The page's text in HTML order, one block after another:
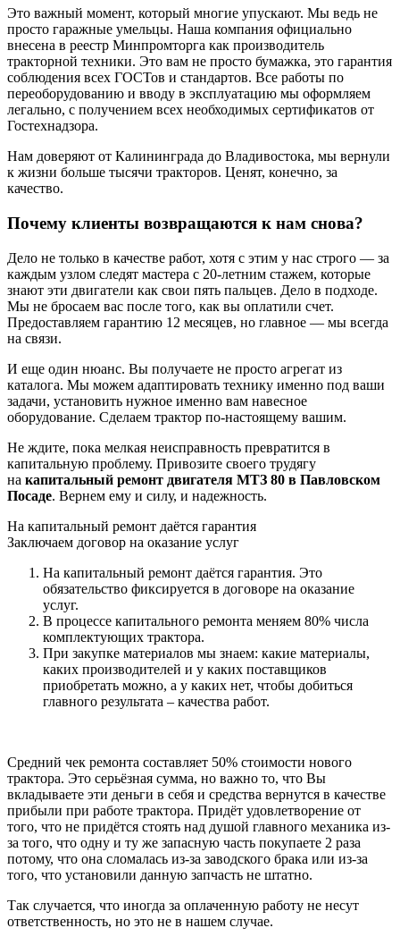
Это важный момент, который многие упускают. Мы ведь не
просто гаражные умельцы. Наша компания официально
внесена в реестр Минпромторга как производитель
тракторной техники. Это вам не просто бумажка, это гарантия
соблюдения всех ГОСТов и стандартов. Все работы по
переоборудованию и вводу в эксплуатацию мы оформляем
легально, с получением всех необходимых сертификатов от
Гостехнадзора.
Нам доверяют от Калининграда до Владивостока, мы вернули
к жизни больше тысячи тракторов. Ценят, конечно, за
качество.
Почему клиенты возвращаются к нам снова?
Дело не только в качестве работ, хотя с этим у нас строго — за
каждым узлом следят мастера с 20-летним стажем, которые
знают эти двигатели как свои пять пальцев. Дело в подходе.
Мы не бросаем вас после того, как вы оплатили счет.
Предоставляем гарантию 12 месяцев, но главное — мы всегда
на связи.
И еще один нюанс. Вы получаете не просто агрегат из
каталога. Мы можем адаптировать технику именно под ваши
задачи, установить нужное именно вам навесное
оборудование. Сделаем трактор по-настоящему вашим.
Не ждите, пока мелкая неисправность превратится в
капитальную проблему. Привозите своего трудягу
на капитальный ремонт двигателя МТЗ 80 в Павловском
Посаде. Вернем ему и силу, и надежность.
На капитальный ремонт даётся гарантия
Заключаем договор на оказание услуг
На капитальный ремонт даётся гарантия. Это
обязательство фиксируется в договоре на оказание
услуг.
В процессе капитального ремонта меняем 80% числа
комплектующих трактора.
При закупке материалов мы знаем: какие материалы,
каких производителей и у каких поставщиков
приобретать можно, а у каких нет, чтобы добиться
главного результата – качества работ.
Средний чек ремонта составляет 50% стоимости нового
трактора. Это серьёзная сумма, но важно то, что Вы
вкладываете эти деньги в себя и средства вернутся в качестве
прибыли при работе трактора. Придёт удовлетворение от
того, что не придётся стоять над душой главного механика из-
за того, что одну и ту же запасную часть покупаете 2 раза
потому, что она сломалась из-за заводского брака или из-за
того, что установили данную запчасть не штатно.
Так случается, что иногда за оплаченную работу не несут
ответственность, но это не в нашем случае.